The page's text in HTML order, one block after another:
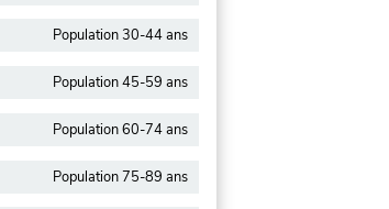
Population 30-44 ans
Population 45-59 ans
Population 60-74 ans
Population 75-89 ans